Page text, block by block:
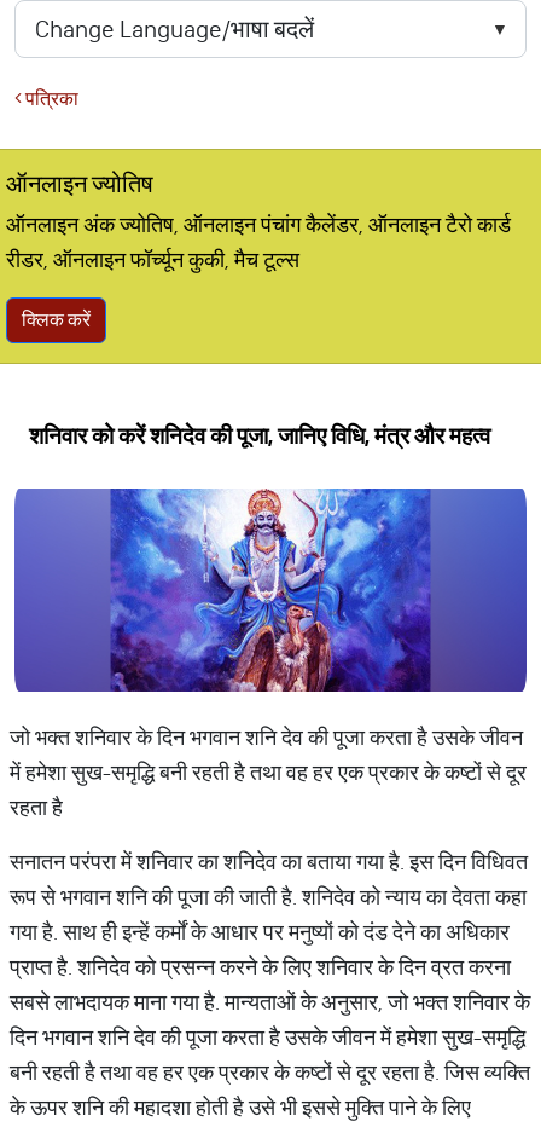
पत्रिका
ऑनलाइन ज्योतिष
ऑनलाइन अंक ज्योतिष, ऑनलाइन पंचांग कैलेंडर, ऑनलाइन टैरो कार्ड
रीडर, ऑनलाइन फॉर्च्यून कुकी, मैच टूल्स
क्लिक करें
शनिवार को करें शनिदेव की पूजा, जानिए विधि, मंत्र और महत्व
जो भक्त शनिवार के दिन भगवान शनि देव की पूजा करता है उसके जीवन
में हमेशा सुख-समृद्धि बनी रहती है तथा वह हर एक प्रकार के कष्टों से दूर
रहता है
सनातन परंपरा में शनिवार का शनिदेव का बताया गया है. इस दिन विधिवत
रूप से भगवान शनि की पूजा की जाती है. शनिदेव को न्याय का देवता कहा
गया है. साथ ही इन्हें कर्मों के आधार पर मनुष्यों को दंड देने का अधिकार
प्राप्त है. शनिदेव को प्रसन्न करने के लिए शनिवार के दिन व्रत करना
सबसे लाभदायक माना गया है. मान्यताओं के अनुसार, जो भक्त शनिवार के
दिन भगवान शनि देव की पूजा करता है उसके जीवन में हमेशा सुख-समृद्धि
बनी रहती है तथा वह हर एक प्रकार के कष्टों से दूर रहता है. जिस व्यक्ति
के ऊपर शनि की महादशा होती है उसे भी इससे मुक्ति पाने के लिए